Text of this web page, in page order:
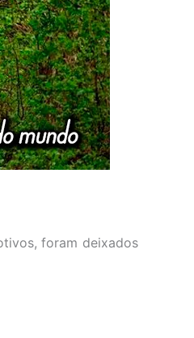
foram deixados